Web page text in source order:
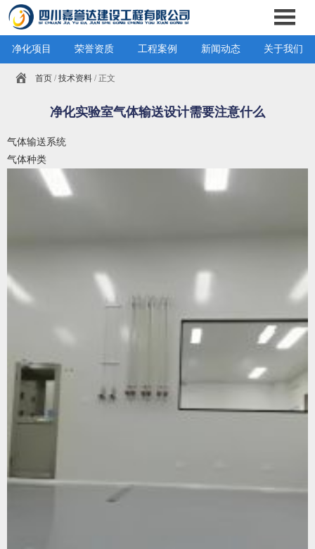
净化项目 荣誉资质 工程案例 新闻动态 关于我们
首页 /技术资料 / 正文
净化实验室气体输送设计需要注意什么
气体输送系统
气体种类